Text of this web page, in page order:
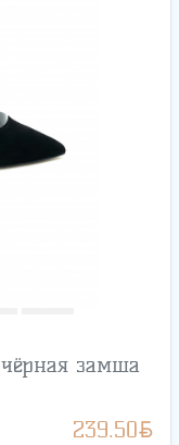
чёрная замша
239.50BYN